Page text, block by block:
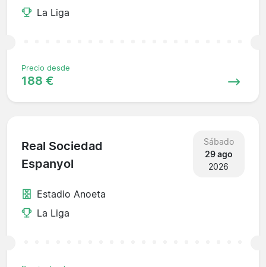
La Liga
Precio desde
188 €
Real Sociedad
Espanyol
Sábado
29 ago
2026
Estadio Anoeta
La Liga